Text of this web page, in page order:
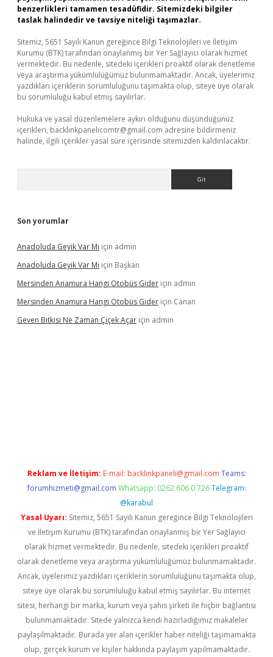
benzerlikleri tamamen tesadüfidir. Sitemizdeki bilgiler
taslak halindedir ve tavsiye niteliği taşımazlar.
Sitemiz, 5651 Sayılı Kanun gereğince Bilgi Teknolojileri ve İletişim
Kurumu (BTK) tarafından onaylanmış bir Yer Sağlayıcı olarak hizmet
vermektedir. Bu nedenle, sitedeki içerikleri proaktif olarak denetleme
veya araştırma yükümlülüğümüz bulunmamaktadır. Ancak, üyelerimiz
yazdıkları içeriklerin sorumluluğunu taşımakta olup, siteye üye olarak
bu sorumluluğu kabul etmiş sayılırlar.
Hukuka ve yasal düzenlemelere aykırı olduğunu düşündüğünüz
içerikleri, backlinkpanelicomtr@gmail.com adresine bildirmeniz
halinde, ilgili içerikler yasal süre içerisinde sitemizden kaldırılacaktır.
Son yorumlar
Anadoluda Geyik Var Mı için admin
Anadoluda Geyik Var Mı için Başkan
Mersinden Anamura Hangi Otobüs Gider için admin
Mersinden Anamura Hangi Otobüs Gider için Canan
Geven Bitkisi Ne Zaman Çiçek Açar için admin
Reklam ve İletişim: E-mail: backlinkpaneli@gmail.com Teams:
forumhizmeti@gmail.com Whatsapp: 0262 606 0 726 Telegram:
@karabul
Yasal Uyarı: Sitemiz, 5651 Sayılı Kanun gereğince Bilgi Teknolojileri
ve İletişim Kurumu (BTK) tarafından onaylanmış bir Yer Sağlayıcı
olarak hizmet vermektedir. Bu nedenle, sitedeki içerikleri proaktif
olarak denetleme veya araştırma yükümlülüğümüz bulunmamaktadır.
Ancak, üyelerimiz yazdıkları içeriklerin sorumluluğunu taşımakta olup,
siteye üye olarak bu sorumluluğu kabul etmiş sayılırlar. Bu internet
sitesi, herhangi bir marka, kurum veya şahıs şirketi ile hiçbir bağlantısı
bulunmamaktadır. Sitede yalnızca kendi hazırladığımız makaleler
paylaşılmaktadır. Burada yer alan içerikler haber niteliği taşımamakta
olup, gerçek kurum ve kişiler hakkında paylaşım yapılmamaktadır.